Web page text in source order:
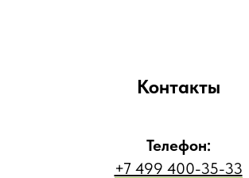
Контакты
Телефон:
+7 499 400-35-33